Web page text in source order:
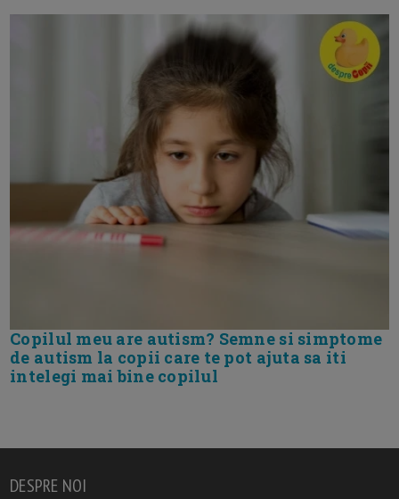
Copilul meu are autism? Semne si simptome
de autism la copii care te pot ajuta sa iti
intelegi mai bine copilul
DESPRE NOI